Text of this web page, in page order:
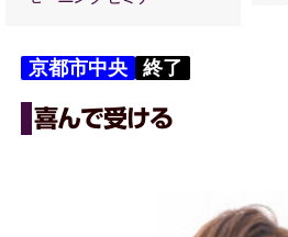
京都市中央 終了
喜んで受ける